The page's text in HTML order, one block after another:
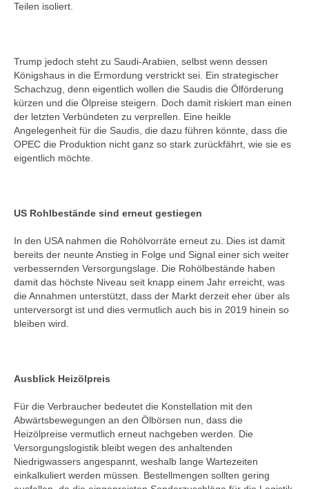
Teilen isoliert.
Trump jedoch steht zu Saudi-Arabien, selbst wenn dessen
Königshaus in die Ermordung verstrickt sei. Ein strategischer
Schachzug, denn eigentlich wollen die Saudis die Ölförderung
kürzen und die Ölpreise steigern. Doch damit riskiert man einen
der letzten Verbündeten zu verprellen. Eine heikle
Angelegenheit für die Saudis, die dazu führen könnte, dass die
OPEC die Produktion nicht ganz so stark zurückfährt, wie sie es
eigentlich möchte.
US Rohlbestände sind erneut gestiegen
In den USA nahmen die Rohölvorräte erneut zu. Dies ist damit
bereits der neunte Anstieg in Folge und Signal einer sich weiter
verbessernden Versorgungslage. Die Rohölbestände haben
damit das höchste Niveau seit knapp einem Jahr erreicht, was
die Annahmen unterstützt, dass der Markt derzeit eher über als
unterversorgt ist und dies vermutlich auch bis in 2019 hinein so
bleiben wird.
Ausblick Heizölpreis
Für die Verbraucher bedeutet die Konstellation mit den
Abwärtsbewegungen an den Ölbörsen nun, dass die
Heizölpreise vermutlich erneut nachgeben werden. Die
Versorgungslogistik bleibt wegen des anhaltenden
Niedrigwassers angespannt, weshalb lange Wartezeiten
einkalkuliert werden müssen. Bestellmengen sollten gering